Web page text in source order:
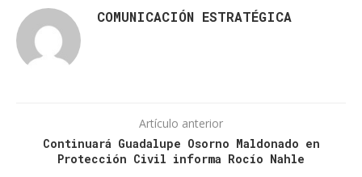
COMUNICACIÓN ESTRATÉGICA
Artículo anterior
Continuará Guadalupe Osorno Maldonado en
Protección Civil informa Rocío Nahle